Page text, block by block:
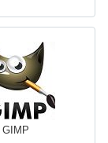
GIMP